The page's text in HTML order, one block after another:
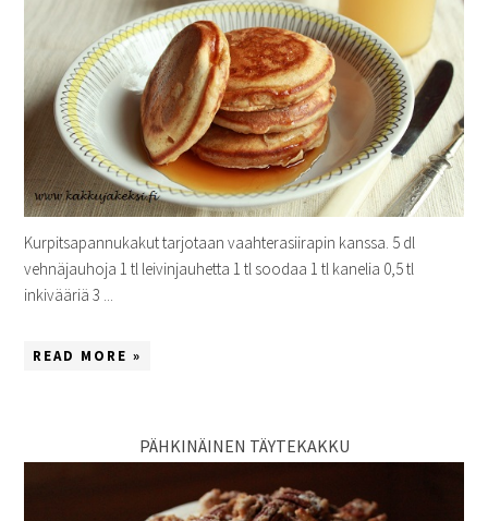
Kurpitsapannukakut tarjotaan vaahterasiirapin kanssa. 5 dl
vehnäjauhoja 1 tl leivinjauhetta 1 tl soodaa 1 tl kanelia 0,5 tl
inkivääriä 3 ...
READ MORE »
PÄHKINÄINEN TÄYTEKAKKU